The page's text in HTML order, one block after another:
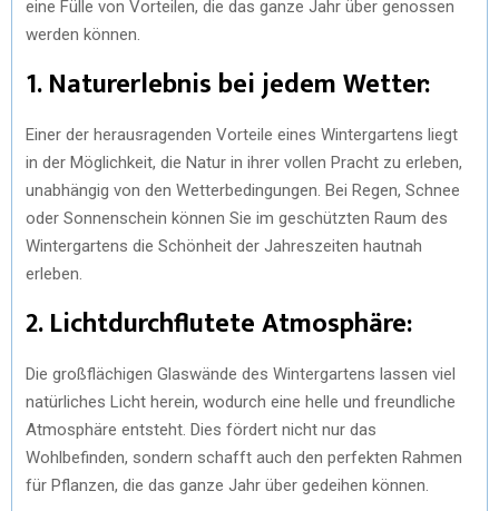
eine Fülle von Vorteilen, die das ganze Jahr über genossen
werden können.
1.Naturerlebnis bei jedem Wetter:
Einer der herausragenden Vorteile eines Wintergartens liegt
in der Möglichkeit, die Natur in ihrer vollen Pracht zu erleben,
unabhängig von den Wetterbedingungen. Bei Regen, Schnee
oder Sonnenschein können Sie im geschützten Raum des
Wintergartens die Schönheit der Jahreszeiten hautnah
erleben.
2.Lichtdurchflutete Atmosphäre:
Die großflächigen Glaswände des Wintergartens lassen viel
natürliches Licht herein, wodurch eine helle und freundliche
Atmosphäre entsteht. Dies fördert nicht nur das
Wohlbefinden, sondern schafft auch den perfekten Rahmen
für Pflanzen, die das ganze Jahr über gedeihen können.